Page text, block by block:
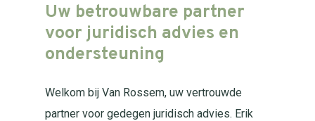
Uw betrouwbare partner
voor juridisch advies en
ondersteuning
Welkom bij Van Rossem, uw vertrouwde
partner voor gedegen juridisch advies. Erik